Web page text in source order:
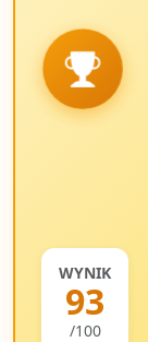
WYNIK
93
/100